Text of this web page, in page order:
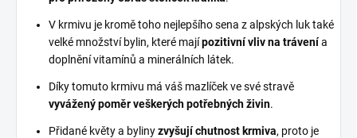
V krmivu je kromě toho nejlepšího sena z alpských luk také
velké množství bylin, které majípozitivní vliv na trávenía
doplnění vitamínů a minerálních látek.
Díky tomuto krmivu má váš mazlíček ve své stravě
vyvážený poměr veškerých potřebných živin.
Přidané květy a bylinyzvyšují chutnost krmiva, proto je